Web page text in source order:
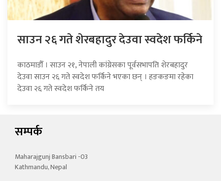
साउन २६ गते शेरबहादुर देउवा स्वदेश फर्किने
काठमाडौँ । साउन २१, नेपाली कांग्रेसका पूर्वसभापति शेरबहादुर
देउवा साउन २६ गते स्वदेश फर्किने भएका छन् । हङकङमा रहेका
देउवा २६ गते स्वदेश फर्किने तय
सम्पर्क
Maharajgunj Bansbari -03
Kathmandu, Nepal